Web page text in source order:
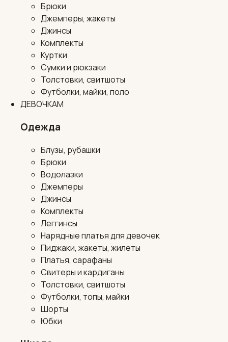
Брюки
Джемперы, жакеты
Джинсы
Комплекты
Куртки
Сумки и рюкзаки
Толстовки, свитшоты
Футболки, майки, поло
ДЕВОЧКАМ
Одежда
Блузы, рубашки
Брюки
Водолазки
Джемперы
Джинсы
Комплекты
Леггинсы
Нарядные платья для девочек
Пиджаки, жакеты, жилеты
Платья, сарафаны
Свитеры и кардиганы
Толстовки, свитшоты
Футболки, топы, майки
Шорты
Юбки